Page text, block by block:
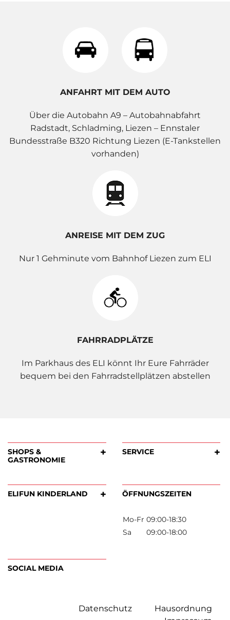
ANFAHRT MIT DEM AUTO
Über die Autobahn A9 – Autobahnabfahrt
Radstadt, Schladming, Liezen – Ennstaler
Bundesstraße B320 Richtung Liezen (E-Tankstellen
vorhanden)
ANREISE MIT DEM ZUG
Nur 1 Gehminute vom Bahnhof Liezen zum ELI
FAHRRADPLÄTZE
Im Parkhaus des ELI könnt Ihr Eure Fahrräder
bequem bei den Fahrradstellplätzen abstellen
+ SERVICE
Datenschutz
Hausordnung